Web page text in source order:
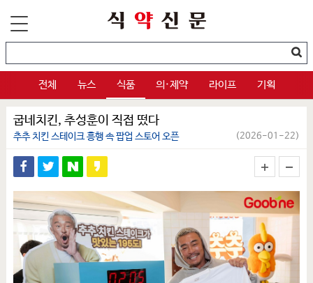
전체 뉴스 식품 의·제약 라이프 기획
굽네치킨, 추성훈이 직접 떴다
추추 치킨 스테이크 흥행 속 팝업 스토어 오픈 (2026-01-22)